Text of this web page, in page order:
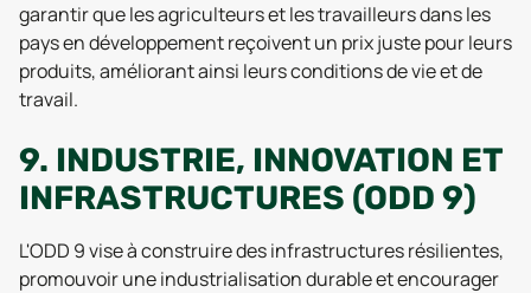
garantir que les agriculteurs et les travailleurs dans les
pays en développement reçoivent un prix juste pour leurs
produits, améliorant ainsi leurs conditions de vie et de
travail.
9. INDUSTRIE, INNOVATION ET
INFRASTRUCTURES (ODD 9)
L'ODD 9 vise à construire des infrastructures résilientes,
promouvoir une industrialisation durable et encourager